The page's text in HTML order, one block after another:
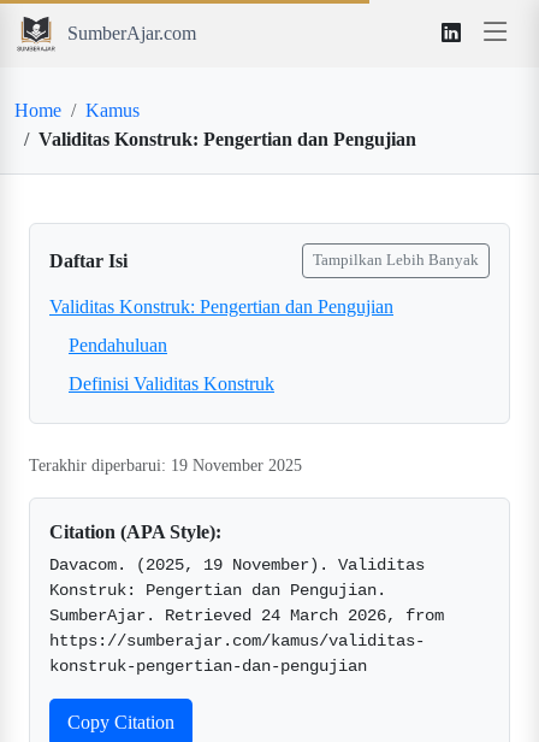
SumberAjar.com
Home
Kamus
Validitas Konstruk: Pengertian dan Pengujian
Daftar Isi Tampilkan Lebih Banyak
Validitas Konstruk: Pengertian dan Pengujian
Pendahuluan
Definisi Validitas Konstruk
Terakhir diperbarui: 19 November 2025
Citation (APA Style):
Davacom. (2025, 19 November). Validitas
Konstruk: Pengertian dan Pengujian.
SumberAjar. Retrieved 24 March 2026, from
https://sumberajar.com/kamus/validitas-
konstruk-pengertian-dan-pengujian
Copy Citation